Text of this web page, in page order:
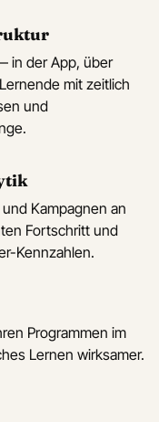
in der App, über
mit zeitlich
und
Kampagnen an
Fortschritt und
Kennzahlen.
Programmen im
Lernen wirksamer.